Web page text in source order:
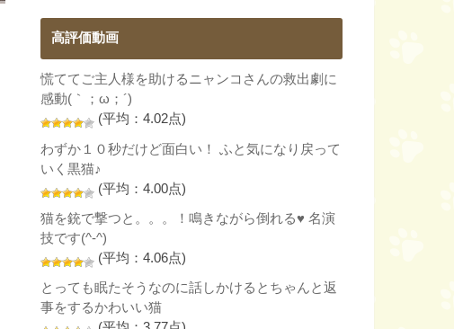
高評価動画
慌ててご主人様を助けるニャンコさんの救出劇に
感動(｀；ω；´)
(平均：4.02点)
わずか１０秒だけど面白い！ ふと気になり戻って
いく黒猫♪
(平均：4.00点)
猫を銃で撃つと。。。！鳴きながら倒れる♥ 名演
技です(^-^)
(平均：4.06点)
とっても眠たそうなのに話しかけるとちゃんと返
事をするかわいい猫